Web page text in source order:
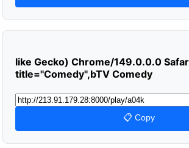
like Gecko) Chrome/149.0.0.0
title="Comedy",bTV Comedy
📋 Copy